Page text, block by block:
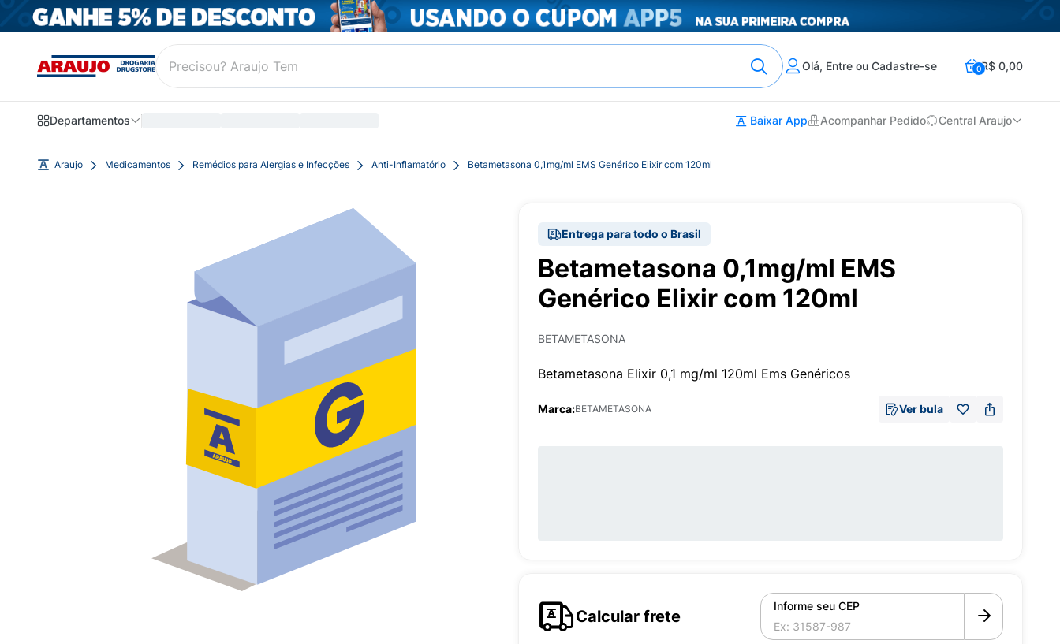
Olá, Entre ou Cadastre-se 0R$ 0,00
Departamentos Baixar App Acompanhar Pedido Central Araujo
Araujo Medicamentos Remédios para Alergias e Infecções Anti-Inflamatório Betametasona 0,1mg/ml EMS Genérico Elixir com 120ml
Entrega para todo o Brasil
Betametasona 0,1mg/ml EMS
Genérico Elixir com 120ml
BETAMETASONA
Betametasona Elixir 0,1 mg/ml 120ml Ems Genéricos
Marca:BETAMETASONA Ver bula
Calcular frete
Informe seu CEP